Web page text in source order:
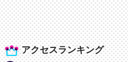
アクセスランキング